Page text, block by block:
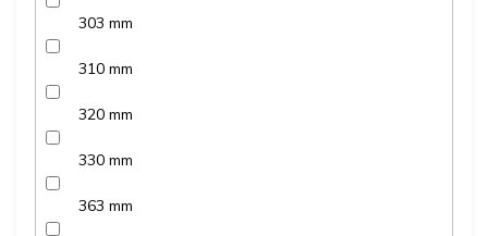
303 mm
310 mm
320 mm
330 mm
363 mm